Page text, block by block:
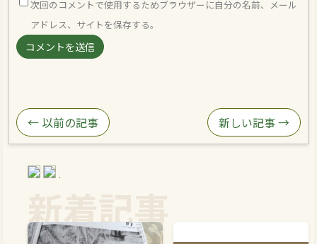
次回のコメントで使用するためブラウザーに自分の名前、メール
アドレス、サイトを保存する。
← 以前の記事 新しい記事 →
新着記事